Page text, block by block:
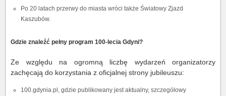
Po 20 latach przerwy do miasta wróci także Światowy Zjazd
Kaszubów.
Gdzie znaleźć pełny program 100-lecia Gdyni?
Ze względu na ogromną liczbę wydarzeń organizatorzy
zachęcają do korzystania z oficjalnej strony jubileuszu:
100.gdynia.pl, gdzie publikowany jest aktualny, szczegółowy